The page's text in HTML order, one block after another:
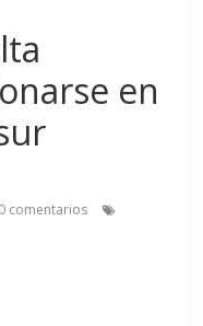
en
0 comentarios